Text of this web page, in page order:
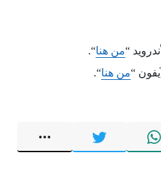
“من هنا“.
“من هنا“.